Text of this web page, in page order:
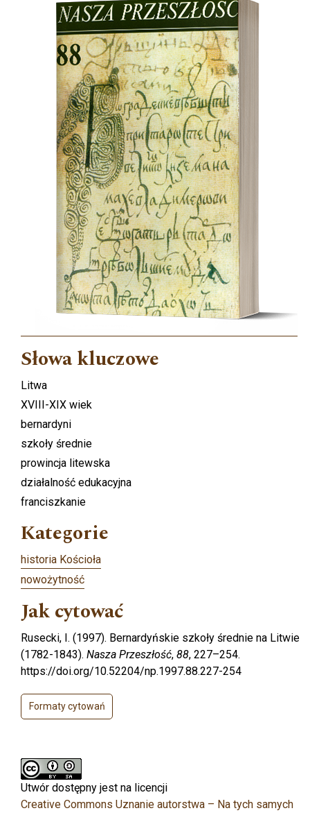
Słowa kluczowe
Litwa
XVIII-XIX wiek
bernardyni
szkoły średnie
prowincja litewska
działalność edukacyjna
franciszkanie
Kategorie
historia Kościoła
nowożytność
Jak cytować
Rusecki, I. (1997). Bernardyńskie szkoły średnie na Litwie
(1782-1843). Nasza Przeszłość, 88, 227–254.
https://doi.org/10.52204/np.1997.88.227-254
Formaty cytowań
Utwór dostępny jest na licencji
Creative Commons Uznanie autorstwa – Na tych samych